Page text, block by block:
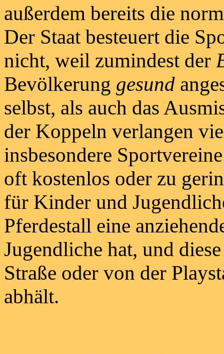
außerdem bereits die
Der Staat besteuert die
nicht, weil zumindest der
Bevölkerung gesund
selbst, als auch das
der Koppeln verlangen
insbesondere
oft kostenlos oder zu
für Kinder und
Pferdestall eine
Jugendliche hat, und
Straße oder von der
abhält.